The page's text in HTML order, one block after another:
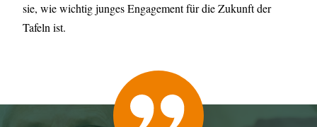
sie, wie wichtig junges Engagement für die Zukunft der
Tafeln ist.